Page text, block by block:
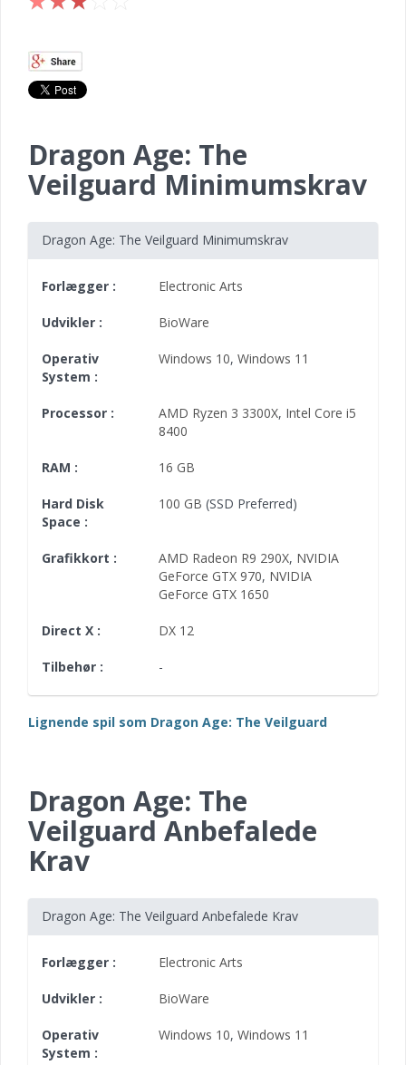
Dragon Age: The
Veilguard Minimumskrav
Dragon Age: The Veilguard Minimumskrav
Forlægger : Electronic Arts
Udvikler : BioWare
Operativ
System :
Windows 10, Windows 11
Processor : AMD Ryzen 3 3300X, Intel Core i5
8400
RAM : 16 GB
Hard Disk
Space :
100 GB (SSD Preferred)
Grafikkort : AMD Radeon R9 290X, NVIDIA
GeForce GTX 970, NVIDIA
GeForce GTX 1650
Direct X : DX 12
Tilbehør : -
Lignende spil som Dragon Age: The Veilguard
Dragon Age: The
Veilguard Anbefalede
Krav
Dragon Age: The Veilguard Anbefalede Krav
Forlægger : Electronic Arts
Udvikler : BioWare
Operativ
System :
Windows 10, Windows 11